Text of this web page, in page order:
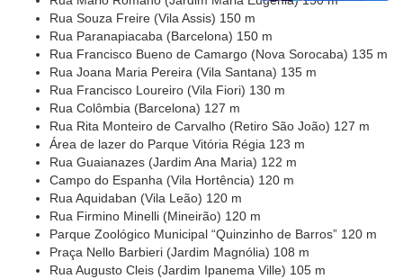
Rua Souza Freire (Vila Assis) 150 m
Rua Paranapiacaba (Barcelona) 150 m
Rua Francisco Bueno de Camargo (Nova Sorocaba) 135 m
Rua Joana Maria Pereira (Vila Santana) 135 m
Rua Francisco Loureiro (Vila Fiori) 130 m
Rua Colômbia (Barcelona) 127 m
Rua Rita Monteiro de Carvalho (Retiro São João) 127 m
Área de lazer do Parque Vitória Régia 123 m
Rua Guaianazes (Jardim Ana Maria) 122 m
Campo do Espanha (Vila Hortência) 120 m
Rua Aquidaban (Vila Leão) 120 m
Rua Firmino Minelli (Mineirão) 120 m
Parque Zoológico Municipal “Quinzinho de Barros” 120 m
Praça Nello Barbieri (Jardim Magnólia) 108 m
Rua Augusto Cleis (Jardim Ipanema Ville) 105 m